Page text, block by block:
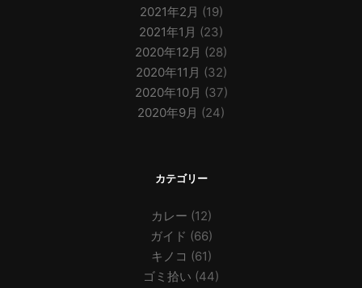
2021年2月 (19)
2021年1月 (23)
2020年12月 (28)
2020年11月 (32)
2020年10月 (37)
2020年9月 (24)
カテゴリー
カレー (12)
ガイド (66)
キノコ (61)
ゴミ拾い (44)